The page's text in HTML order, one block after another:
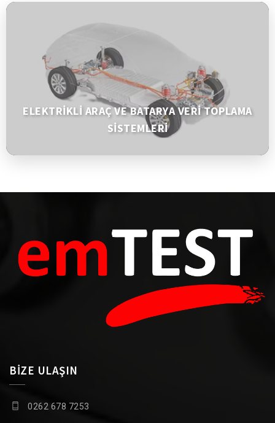
ELEKTRİKLİ ARAÇ VE BATARYA VERİ TOPLAMA
SİSTEMLERİ
BİZE ULAŞIN
0262 678 7253